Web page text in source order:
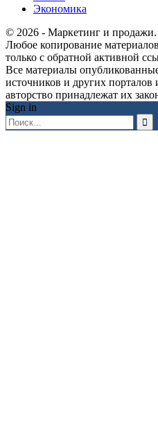
Экономика
© 2026 - Маркетинг и
Любое копирование
только с обратной активной
Все материалы
источников и других порталов
авторство принадлежат их
Sign in